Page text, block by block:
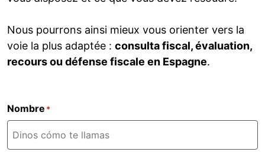
Nous pourrons ainsi mieux vous orienter vers la
voie la plus adaptée : consulta fiscal, évaluation,
recours ou défense fiscale en Espagne.
Nombre *